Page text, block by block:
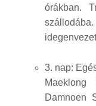
órákban.
3. nap:
Damnoen